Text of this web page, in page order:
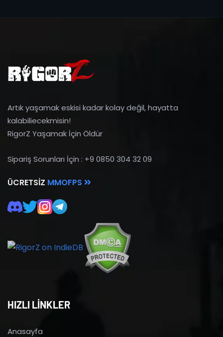
Artık yaşamak eskisi kadar kolay değil, hayatta
kalabiliecekmisin!
RigorZ Yaşamak İçin Öldür
Sipariş Sorunları İçin : +9 0850 304 32 09
ÜCRETSIZ MMOFPS
HIZLI LİNKLER
Anasayfa